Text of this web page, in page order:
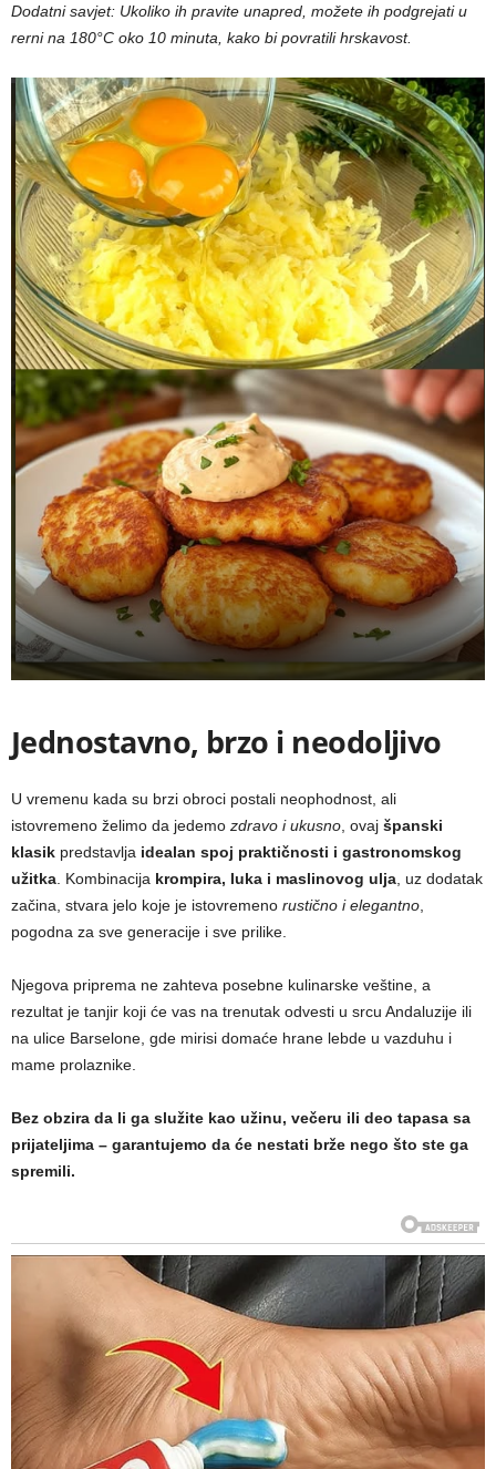
Dodatni savjet: Ukoliko ih pravite unapred, možete ih podgrejati u
rerni na 180°C oko 10 minuta, kako bi povratili hrskavost.
Jednostavno, brzo i neodoljivo
U vremenu kada su brzi obroci postali neophodnost, ali
istovremeno želimo da jedemo zdravo i ukusno, ovaj španski
klasik predstavlja idealan spoj praktičnosti i gastronomskog
užitka. Kombinacija krompira, luka i maslinovog ulja, uz dodatak
začina, stvara jelo koje je istovremeno rustično i elegantno,
pogodna za sve generacije i sve prilike.
Njegova priprema ne zahteva posebne kulinarske veštine, a
rezultat je tanjir koji će vas na trenutak odvesti u srcu Andaluzije ili
na ulice Barselone, gde mirisi domaće hrane lebde u vazduhu i
mame prolaznike.
Bez obzira da li ga služite kao užinu, večeru ili deo tapasa sa
prijateljima – garantujemo da će nestati brže nego što ste ga
spremili.